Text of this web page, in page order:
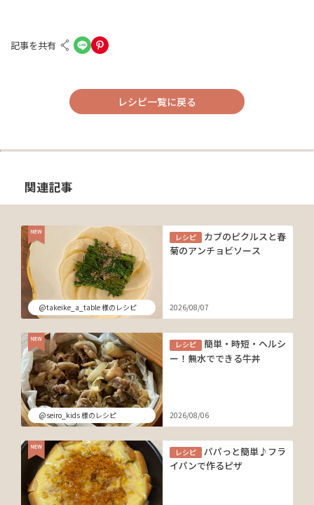
記事を共有
レシピ一覧に戻る
関連記事
@takeike_a_table 様のレシピ
レシピ
カブのピクルスと春
菊のアンチョビソース
2026/08/07
@seiro_kids 様のレシピ
レシピ
簡単・時短・ヘルシ
ー！無水でできる牛丼
2026/08/06
レシピ
パパっと簡単♪フラ
イパンで作るピザ